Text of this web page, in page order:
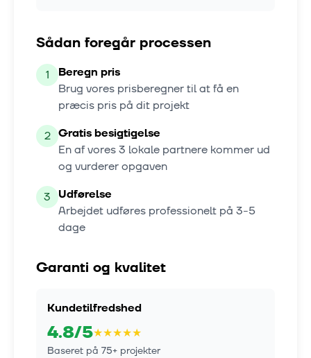
Sådan foregår processen
1
Beregn pris
Brug vores prisberegner til at få en
præcis pris på dit projekt
2 Gratis besigtigelse
En af vores3 lokale partnere kommer ud
og vurderer opgaven
3 Udførelse
Arbejdet udføres professionelt på 3-5
dage
Garanti og kvalitet
Kundetilfredshed
4.8/5★★★★★
Baseret på 75+ projekter